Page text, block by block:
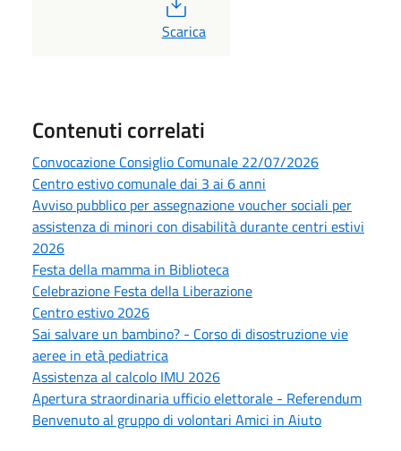
PDF
Scarica
Contenuti correlati
Convocazione Consiglio Comunale 22/07/2026
Centro estivo comunale dai 3 ai 6 anni
Avviso pubblico per assegnazione voucher sociali per
assistenza di minori con disabilità durante centri estivi
2026
Festa della mamma in Biblioteca
Celebrazione Festa della Liberazione
Centro estivo 2026
Sai salvare un bambino? - Corso di disostruzione vie
aeree in età pediatrica
Assistenza al calcolo IMU 2026
Apertura straordinaria ufficio elettorale - Referendum
Benvenuto al gruppo di volontari Amici in Aiuto